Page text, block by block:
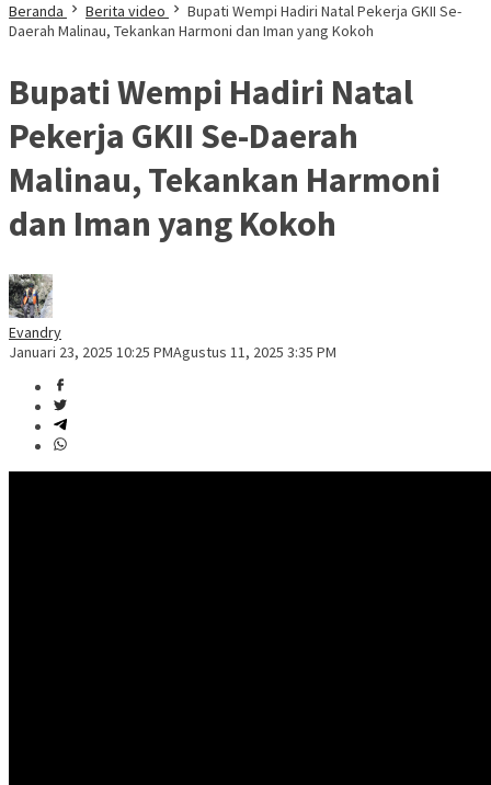
Beranda Berita video
Bupati Wempi Hadiri Natal Pekerja GKII Se-
Daerah Malinau, Tekankan Harmoni dan Iman yang Kokoh
Bupati Wempi Hadiri Natal
Pekerja GKII Se-Daerah
Malinau, Tekankan Harmoni
dan Iman yang Kokoh
Evandry
Januari 23, 2025 10:25 PMAgustus 11, 2025 3:35 PM